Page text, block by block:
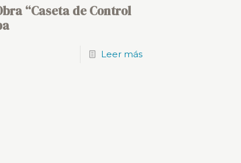
“Caseta de Control
Leer más